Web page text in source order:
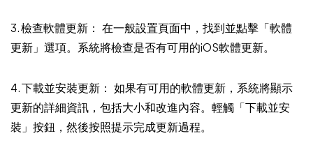
3. 檢查軟體更新： 在一般設置頁面中，找到並點擊「軟體
更新」選項。系統將檢查是否有可用的iOS軟體更新。
4. 下載並安裝更新： 如果有可用的軟體更新，系統將顯示
更新的詳細資訊，包括大小和改進內容。輕觸「下載並安
裝」按鈕，然後按照提示完成更新過程。